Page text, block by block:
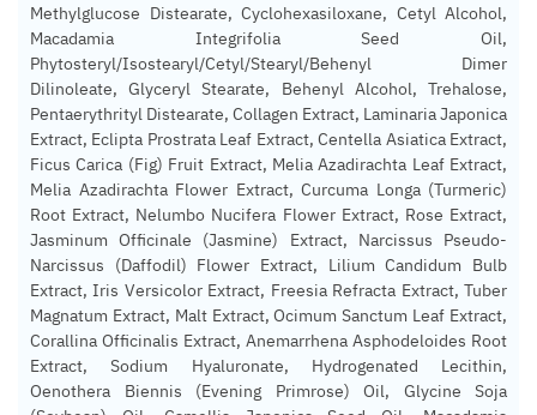
Methylglucose Distearate, Cyclohexasiloxane, Cetyl Alcohol,
Macadamia Integrifolia Seed Oil,
Phytosteryl/Isostearyl/Cetyl/Stearyl/Behenyl Dimer
Dilinoleate, Glyceryl Stearate, Behenyl Alcohol, Trehalose,
Pentaerythrityl Distearate, Collagen Extract, Laminaria Japonica
Extract, Eclipta Prostrata Leaf Extract, Centella Asiatica Extract,
Ficus Carica (Fig) Fruit Extract, Melia Azadirachta Leaf Extract,
Melia Azadirachta Flower Extract, Curcuma Longa (Turmeric)
Root Extract, Nelumbo Nucifera Flower Extract, Rose Extract,
Jasminum Officinale (Jasmine) Extract, Narcissus Pseudo-
Narcissus (Daffodil) Flower Extract, Lilium Candidum Bulb
Extract, Iris Versicolor Extract, Freesia Refracta Extract, Tuber
Magnatum Extract, Malt Extract, Ocimum Sanctum Leaf Extract,
Corallina Officinalis Extract, Anemarrhena Asphodeloides Root
Extract, Sodium Hyaluronate, Hydrogenated Lecithin,
Oenothera Biennis (Evening Primrose) Oil, Glycine Soja